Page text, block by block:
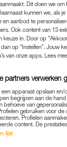
dat
Dit doen we
kunnen we, als
en aanbod te
Ook content van 13
keuze in. Door op
op “Instellen”. Jouw
van onze apps. Lees
partners verwerken
een apparaat opslaan
begrijpen aan de
behoeve van
gebruiken voor
Profielen
content. De
lijst